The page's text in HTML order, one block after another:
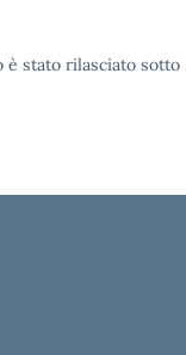
stato rilasciato